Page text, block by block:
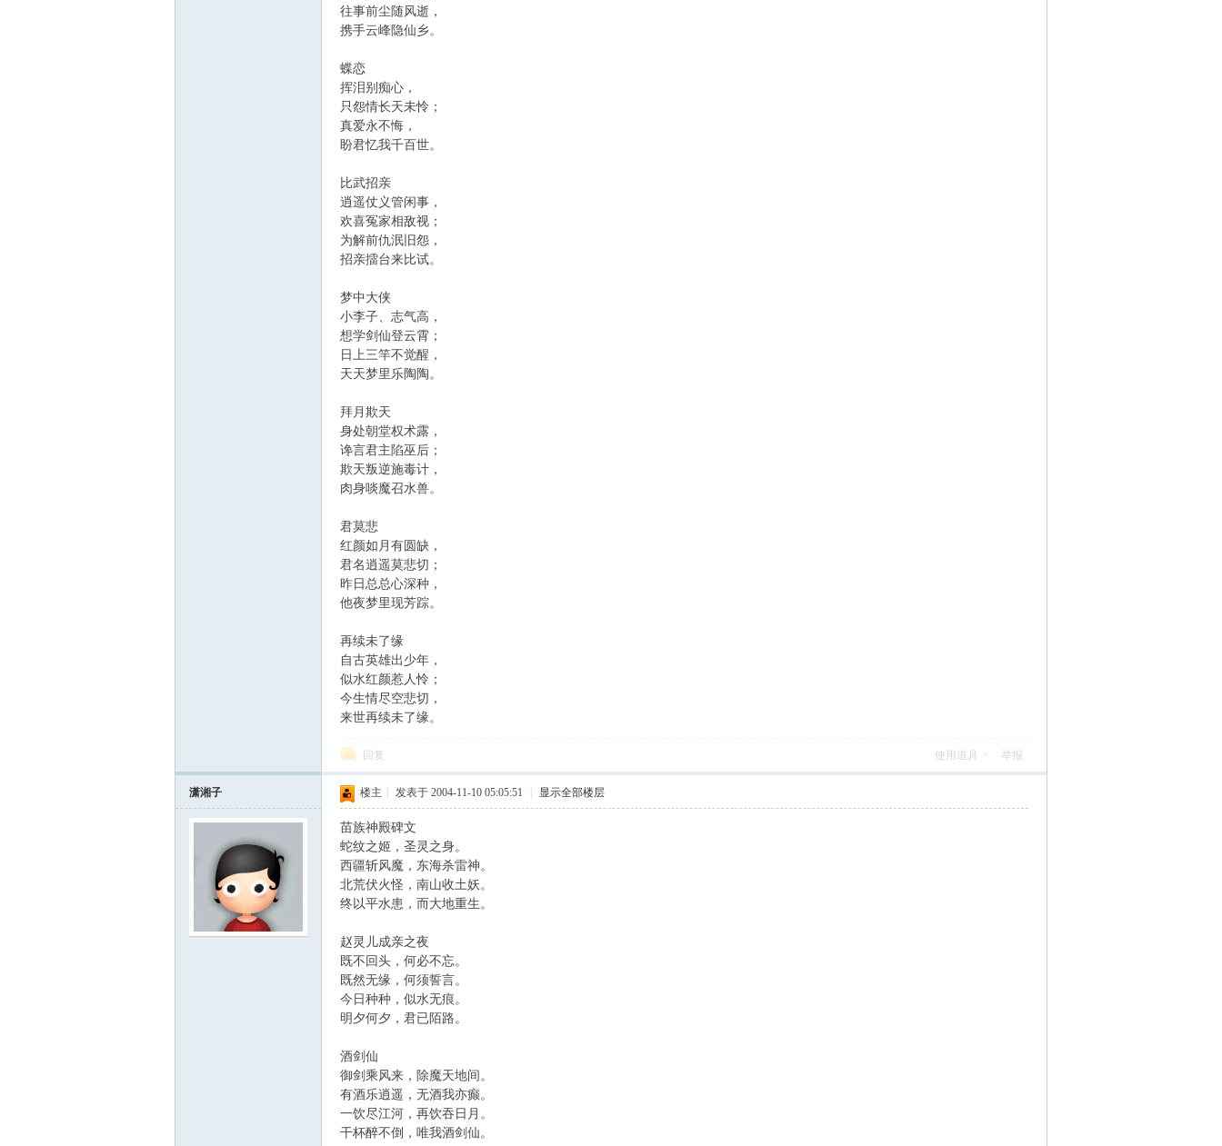
往事前尘随风逝，
携手云峰隐仙乡。
蝶恋
挥泪别痴心，
只怨情长天未怜；
真爱永不悔，
盼君忆我千百世。
比武招亲
逍遥仗义管闲事，
欢喜冤家相敌视；
为解前仇泯旧怨，
招亲擂台来比试。
梦中大侠
小李子、志气高，
想学剑仙登云霄；
日上三竿不觉醒，
天天梦里乐陶陶。
拜月欺天
身处朝堂权术露，
谗言君主陷巫后；
欺天叛逆施毒计，
肉身啖魔召水兽。
君莫悲
红颜如月有圆缺，
君名逍遥莫悲切；
昨日总总心深种，
他夜梦里现芳踪。
再续未了缘
自古英雄出少年，
似水红颜惹人怜；
今生情尽空悲切，
来世再续未了缘。
回复 使用道具 举报
潇湘子 楼主 发表于 2004-11-10 05:05:51 显示全部楼层
苗族神殿碑文
蛇纹之姬，圣灵之身。
西疆斩风魔，东海杀雷神。
北荒伏火怪，南山收土妖。
终以平水患，而大地重生。
赵灵儿成亲之夜
既不回头，何必不忘。
既然无缘，何须誓言。
今日种种，似水无痕。
明夕何夕，君已陌路。
酒剑仙
御剑乘风来，除魔天地间。
有酒乐逍遥，无酒我亦癫。
一饮尽江河，再饮吞日月。
干杯醉不倒，唯我酒剑仙。